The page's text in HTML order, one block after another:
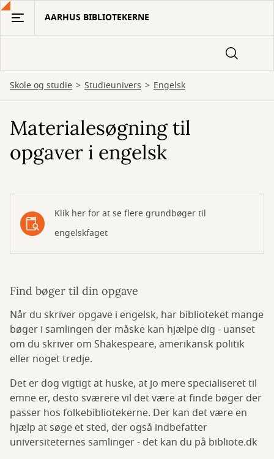
Gå
hovedindhold
AARHUS BIBLIOTEKERNE
Skole og studie Studieunivers Engelsk
Materialesøgning til
opgaver i engelsk
Klik her for at se flere grundbøger til
engelskfaget
Find bøger til din opgave
Når du skriver opgave i engelsk, har biblioteket mange
bøger i samlingen der måske kan hjælpe dig - uanset
om du skriver om Shakespeare, amerikansk politik
eller noget tredje.
Det er dog vigtigt at huske, at jo mere specialiseret til
emne er, desto sværere vil det være at finde bøger der
passer hos folkebibliotekerne. Der kan det være en
hjælp at søge et sted, der også indbefatter
universiteternes samlinger - det kan du på bibliote.dk